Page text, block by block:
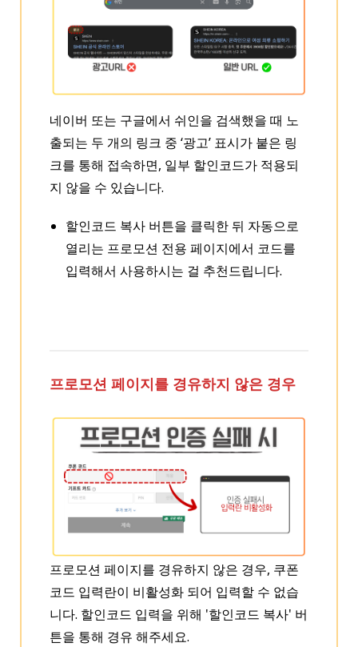
네이버 또는 구글에서 쉬인을 검색했을 때 노
출되는 두 개의 링크 중 ‘광고’ 표시가 붙은 링
크를 통해 접속하면, 일부 할인코드가 적용되
지 않을 수 있습니다.
할인코드 복사 버튼을 클릭한 뒤 자동으로
열리는 프로모션 전용 페이지에서 코드를
입력해서 사용하시는 걸 추천드립니다.
프로모션 페이지를 경유하지 않은 경우
프로모션 페이지를 경유하지 않은 경우, 쿠폰
코드 입력란이 비활성화 되어 입력할 수 없습
니다. 할인코드 입력을 위해 '할인코드 복사' 버
튼을 통해 경유 해주세요.